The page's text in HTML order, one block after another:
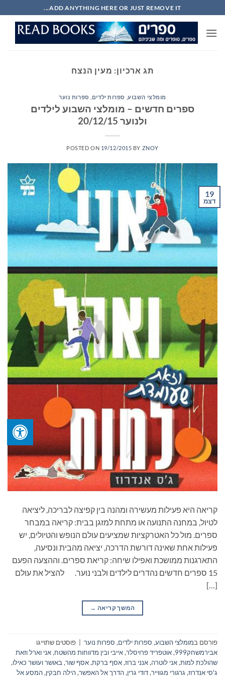
to
content
ADD ANYTHING HERE OR JUST REMOVE IT...
תג ארכיון: מעין הנצח
מומלצי השבוע, ספרות ילדים ספרות נוער
ספרים חדשים – מומלצי השבוע לילדים
ולנוער 20/12/15
POSTED ON 19/12/2015 BY ZNOY
19
דצמ
קריאה היא פעילות מעשירה ומהנה בין קפיצה לבריכה, ליציאה
לטיול, במחנה התנועה או מתחת למזגן בבית: קריאה במבחר
ספרים. מול כל האטרקציות שמציעים עולם הנופש והטיולים, יש
פעילות אחת שאינה דורשת הדרכה, יציאה מהבית ונסיעה,
התארגנות ממושכת ואפילו שיחה: קריאת ספרים. וההצעה הפעם
15 ספרים חדשים נהדרים לילדים ולבני נוער. להציל את עולם
[…]
המשך קריאה →
פורסם במומלצי השבוע, ספרות ילדים, ספרות נוער
פוסטים שתוייגו
אבירמשחק999
,אוטפריד פרויסלר,אייבי ובין מדווחות מהשטח,אני וארל וזאת
שהולכת למות,אני לוטרה,אנני ברוז,אסף ברקת,אסף שור,באושר ועושר כאילו,
ג'סי אנדרוז, גרגורי מגווייר,דודי גרין,הדרך אל האפשר,הילה חבקין,המסע אל